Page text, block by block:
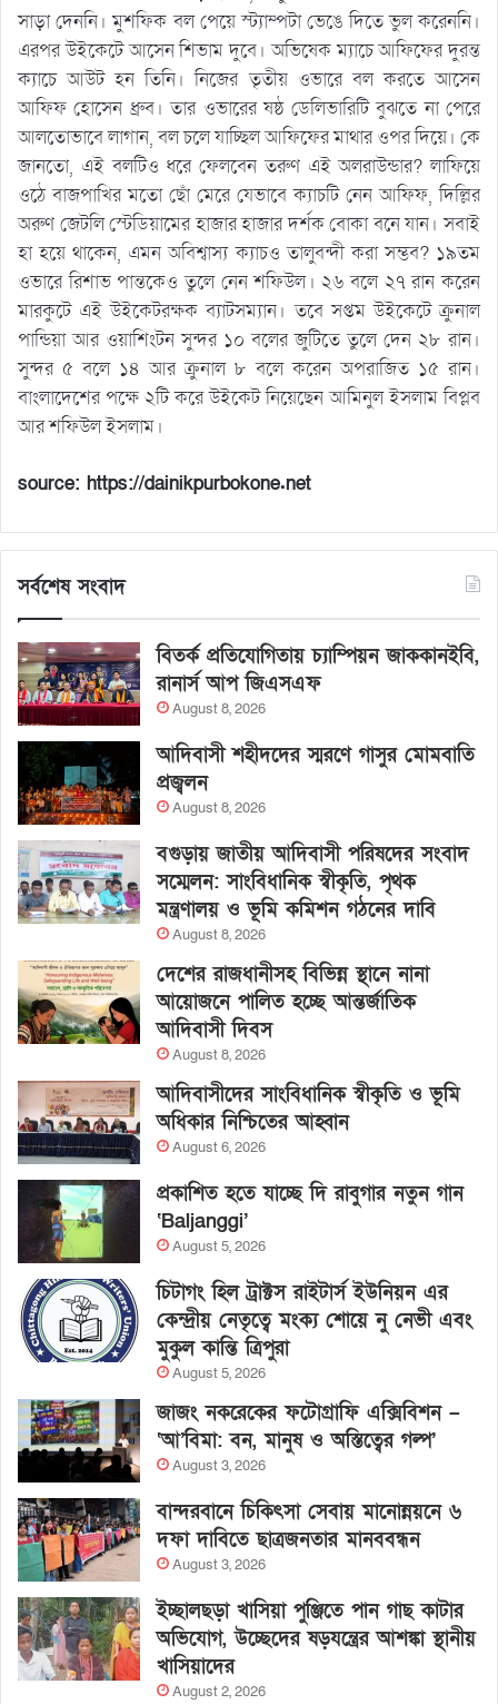
সাড়া দেননি। মুশফিক বল পেয়ে স্ট্যাম্পটা ভেঙে দিতে ভুল করেননি।
এরপর উইকেটে আসেন শিভাম দুবে। অভিষেক ম্যাচে আফিফের দুরন্ত
ক্যাচে আউট হন তিনি। নিজের তৃতীয় ওভারে বল করতে আসেন
আফিফ হোসেন ধ্রুব। তার ওভারের ষষ্ঠ ডেলিভারিটি বুঝতে না পেরে
আলতোভাবে লাগান, বল চলে যাচ্ছিল আফিফের মাথার ওপর দিয়ে। কে
জানতো, এই বলটিও ধরে ফেলবেন তরুণ এই অলরাউন্ডার? লাফিয়ে
ওঠে বাজপাখির মতো ছোঁ মেরে যেভাবে ক্যাচটি নেন আফিফ, দিল্লির
অরুণ জেটলি স্টেডিয়ামের হাজার হাজার দর্শক বোকা বনে যান। সবাই
হা হয়ে থাকেন, এমন অবিশ্বাস্য ক্যাচও তালুবন্দী করা সম্ভব? ১৯তম
ওভারে রিশাভ পান্তকেও তুলে নেন শফিউল। ২৬ বলে ২৭ রান করেন
মারকুটে এই উইকেটরক্ষক ব্যাটসম্যান। তবে সপ্তম উইকেটে ক্রুনাল
পান্ডিয়া আর ওয়াশিংটন সুন্দর ১০ বলের জুটিতে তুলে দেন ২৮ রান।
সুন্দর ৫ বলে ১৪ আর ক্রুনাল ৮ বলে করেন অপরাজিত ১৫ রান।
বাংলাদেশের পক্ষে ২টি করে উইকেট নিয়েছেন আমিনুল ইসলাম বিপ্লব
আর শফিউল ইসলাম।
source: https://dainikpurbokone.net
সর্বশেষ সংবাদ
বিতর্ক প্রতিযোগিতায় চ্যাম্পিয়ন জাককানইবি,
রানার্স আপ জিএসএফ
August 8, 2026
আদিবাসী শহীদদের স্মরণে গাসুর মোমবাতি
প্রজ্বলন
August 8, 2026
বগুড়ায় জাতীয় আদিবাসী পরিষদের সংবাদ
সম্মেলন: সাংবিধানিক স্বীকৃতি, পৃথক
মন্ত্রণালয় ও ভূমি কমিশন গঠনের দাবি
August 8, 2026
দেশের রাজধানীসহ বিভিন্ন স্থানে নানা
আয়োজনে পালিত হচ্ছে আন্তর্জাতিক
আদিবাসী দিবস
August 8, 2026
আদিবাসীদের সাংবিধানিক স্বীকৃতি ও ভূমি
অধিকার নিশ্চিতের আহ্বান
August 6, 2026
প্রকাশিত হতে যাচ্ছে দি রাবুগার নতুন গান
‘Baljanggi’
August 5, 2026
চিটাগং হিল ট্রাক্টস রাইটার্স ইউনিয়ন এর
কেন্দ্রীয় নেতৃত্বে মংক্য শোয়ে নু নেভী এবং
মুকুল কান্তি ত্রিপুরা
August 5, 2026
জাজং নকরেকের ফটোগ্রাফি এক্সিবিশন –
‘আ’বিমা: বন, মানুষ ও অস্তিত্বের গল্প’
August 3, 2026
বান্দরবানে চিকিৎসা সেবায় মানোন্নয়নে ৬
দফা দাবিতে ছাত্রজনতার মানববন্ধন
August 3, 2026
ইচ্ছালছড়া খাসিয়া পুঞ্জিতে পান গাছ কাটার
অভিযোগ, উচ্ছেদের ষড়যন্ত্রের আশঙ্কা স্থানীয়
খাসিয়াদের
August 2, 2026